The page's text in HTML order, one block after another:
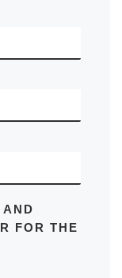
FOR THE